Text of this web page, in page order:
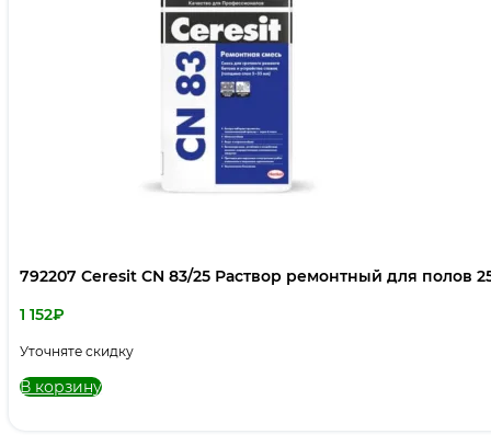
792207 Ceresit CN 83/25 Раствор ремонтный для полов
1 152₽
Уточняте скидку
В корзину